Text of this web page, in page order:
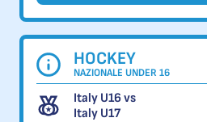
HOCKEY
NAZIONALE UNDER 16
Italy U16 vs
Italy U17